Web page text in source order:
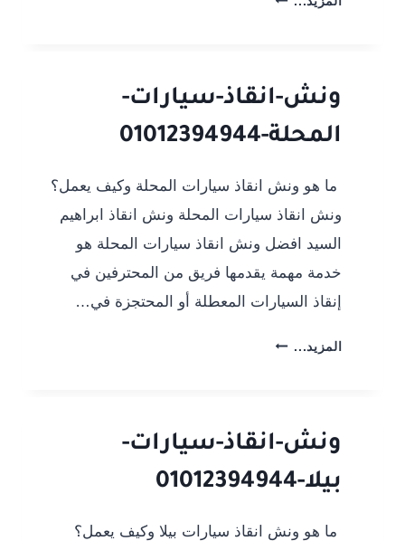
ونش-انقاذ-سيارات-
المحلة-01012394944
ما هو ونش انقاذ سيارات المحلة وكيف يعمل؟
ونش انقاذ سيارات المحلة ونش انقاذ ابراهيم
السيد افضل ونش انقاذ سيارات المحلة هو
خدمة مهمة يقدمها فريق من المحترفين في
إنقاذ السيارات المعطلة أو المحتجزة في…
المزيد... ونش-
ونش-انقاذ-سيارات-
بيلا-01012394944
ما هو ونش انقاذ سيارات بيلا وكيف يعمل؟